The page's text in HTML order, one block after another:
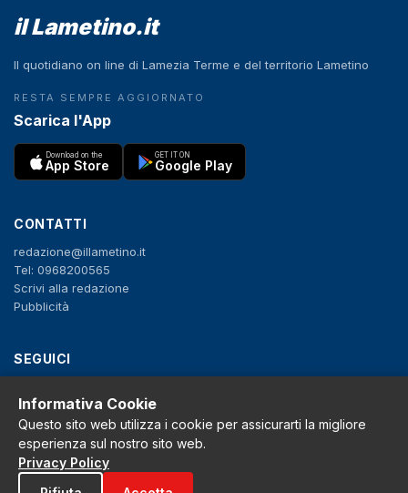
il Lametino.it
Il quotidiano on line di Lamezia Terme e del territorio Lametino
RESTA SEMPRE AGGIORNATO
Scarica l'App
Download on the
App Store
GET IT ON
Google Play
CONTATTI
redazione@illametino.it
Tel: 0968200565
Scrivi alla redazione
Pubblicità
SEGUICI
Privacy Policy
Cookie Policy
Note legali
La Redazione
Informativa Cookie
Questo sito web utilizza i cookie per assicurarti la migliore
esperienza sul nostro sito web.
Privacy Policy